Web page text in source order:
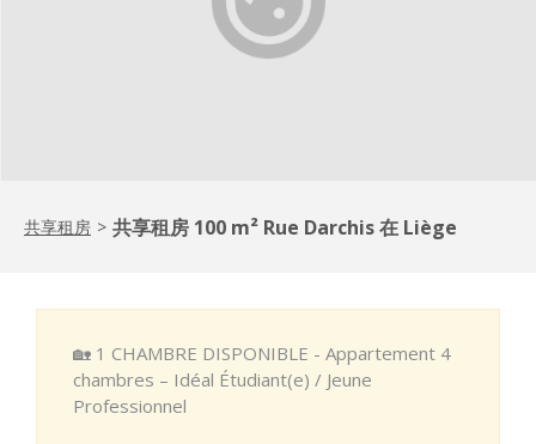
共享租房 > 共享租房 100 m² Rue Darchis 在 Liège
🏡 1 CHAMBRE DISPONIBLE - Appartement 4
chambres – Idéal Étudiant(e) / Jeune
Professionnel